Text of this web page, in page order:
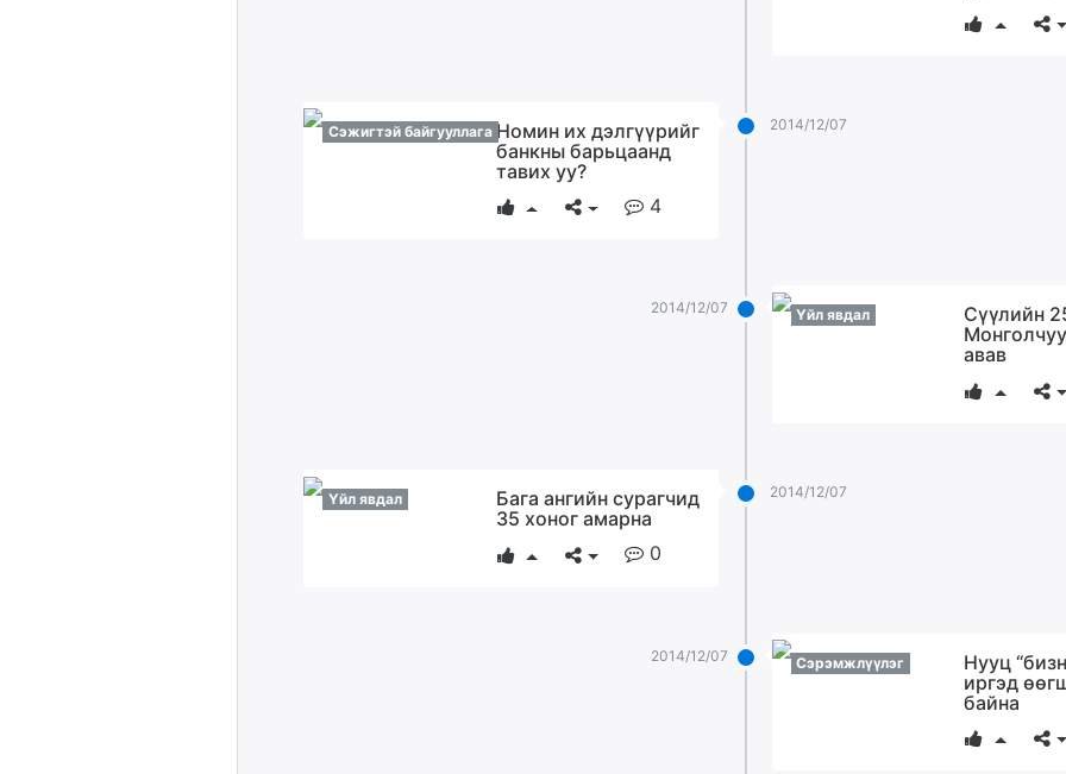
2014/12/07
Сэжигтэй байгууллага Номин их дэлгүүрийг
банкны барьцаанд
тавих уу?
4
2014/12/07 Үйл явдал
Сүүлийн
авав
2014/12/07
Үйл явдал
Бага ангийн сурагчид
35 хоног амарна
0
2014/12/07 Сэрэмжлүүлэг
Нууц
иргэд
байна